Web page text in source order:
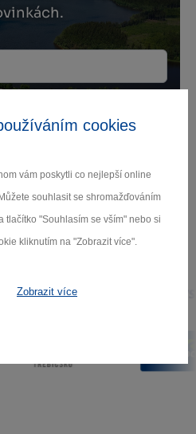
cookies
vám poskytli co nejlepší online
souhlasit se shromažďováním
tlačítko "Souhlasím se vším" nebo si
kliknutím na "Zobrazit více".
Zobrazit více
partneři